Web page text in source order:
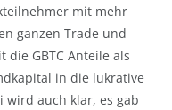
mit mehr
ganzen Trade und
GBTC Anteile als
in die lukrative
wird auch klar, es gab